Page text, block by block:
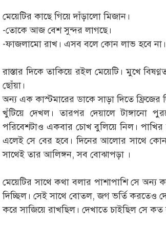
মেয়েটির কাছে গিয়ে দাঁড়ালো মিজান।
-তোকে আজ বেশ সুন্দর লাগছে।
-ফাজলামো রাখ। এসব বলে কোন লাভ হবে না।
রাস্তার দিকে তাকিয়ে রইল মেয়েটি। মুখে
ছোঁয়া।
অন্য এক কাস্টমারের ডাকে সাড়া দিতে
খুঁটিয়ে দেখল। তারপর দেয়ালে টাঙ্গানো
পরিবেশটাও একবার চোখ বুলিয়ে নিল।
এলেই সে বের হবে। দিনের আলোর সাথে কোন
সাথেই তার আলিঙ্গন, সব বোঝাপড়া ।
মেয়েটির সাথে কথা বলার পাশাপাশি সে
দিচ্ছিল। সেই সাথে বোতল, জগ ভর্তি করতেও
করে সাজিয়ে রাখছিল। দেখাতে চাইছিল সে কত